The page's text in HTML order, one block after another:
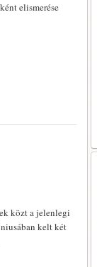
elismerése
közt a jelenlegi
kelt két